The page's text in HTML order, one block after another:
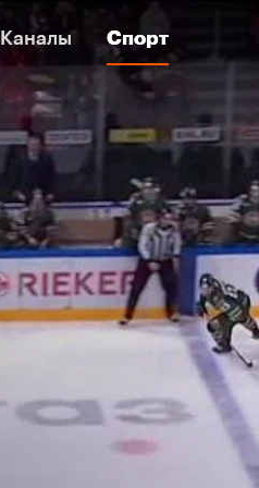
Каналы Спорт
Каналы Спорт